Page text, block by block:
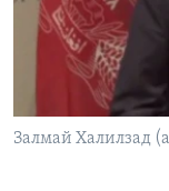
Learning English
СОЦИАЛЬНЫЕ СЕТИ
Залмай Халилзад